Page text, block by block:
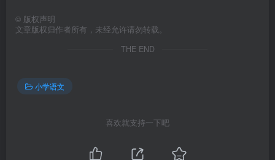
© 版权声明
文章版权归作者所有，未经允许请勿转载。
THE END
小学语文
喜欢就支持一下吧